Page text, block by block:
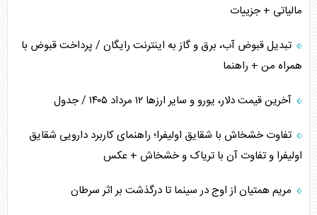
مالیاتی + جزییات
تبدیل قبوض آب، برق و گاز به اینترنت رایگان / پرداخت قبوض با
همراه من + راهنما
آخرین قیمت دلار، یورو و سایر ارز‌ها ۱۲ مرداد ۱۴۰۵ / جدول
تفاوت خشخاش با شقایق اولیفرا؛ راهنمای کاربرد دارویی شقایق
اولیفرا و تفاوت آن با تریاک و خشخاش + عکس
مریم همتیان از اوج در سینما تا درگذشت بر اثر سرطان